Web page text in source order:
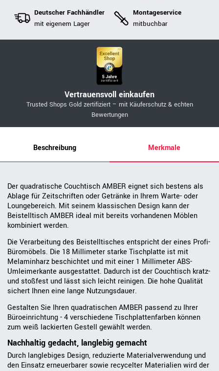
Deutscher Fachhändler
mit eigenem Lager
Montageservice
mitbuchbar
Vertrauensvoll einkaufen
Trusted Shops Gold zertifiziert – mit Käuferschutz & echten
Bewertungen
Beschreibung Merkmale
Der quadratische Couchtisch AMBER eignet sich bestens als
Ablage für Zeitschriften oder Getränke in Ihrem Warte- oder
Loungebereich. Mit seinem klassischen Design kann der
Beistelltisch AMBER ideal mit bereits vorhandenen Möblen
kombiniert werden.
Die Verarbeitung des Beistelltisches entspricht der eines Profi-
Büromöbels. Die 18 Millimeter starke Tischplatte ist mit
Melaminharz beschichtet und mit einer 1 Millimeter ABS-
Umleimerkante ausgestattet. Dadurch ist der Couchtisch kratz-
und stoßfest und lässt sich leicht reinigen. Die hohe Qualität
sichert Ihnen eine lange Nutzungsdauer.
Gestalten Sie Ihren quadratischen AMBER passend zu Ihrer
Büroeinrichtung - 4 verschiedene Tischplattenfarben können
zum weiß lackierten Gestell gewählt werden.
Nachhaltig gedacht, langlebig gemacht
Durch langlebiges Design, reduzierte Materialverwendung und
den Einsatz erneuerbarer sowie recycelter Materialien wird der